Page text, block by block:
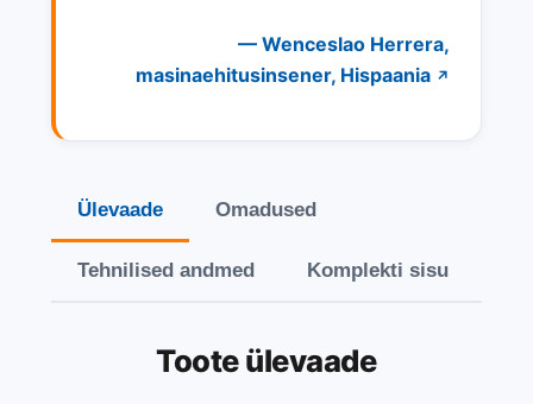
—Wenceslao Herrera,
masinaehitusinsener, Hispaania ↗
Ülevaade Omadused
Tehnilised andmed Komplekti sisu
Toote ülevaade